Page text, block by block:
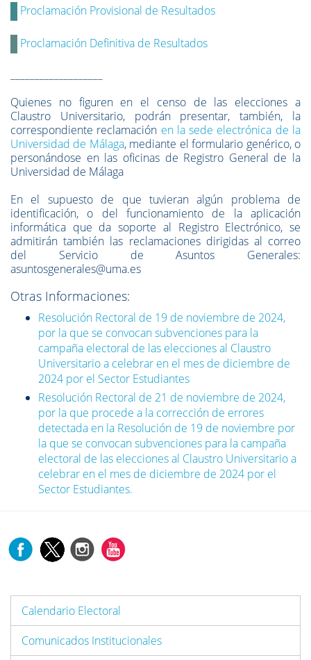
Proclamación Provisional de Resultados
Proclamación Definitiva de Resultados
Quienes no figuren en el censo de las elecciones a
Claustro Universitario, podrán presentar, también, la
correspondiente reclamación en la sede electrónica de la
Universidad de Málaga, mediante el formulario genérico, o
personándose en las oficinas de Registro General de la
Universidad de Málaga
En el supuesto de que tuvieran algún problema de
identificación, o del funcionamiento de la aplicación
informática que da soporte al Registro Electrónico, se
admitirán también las reclamaciones dirigidas al correo
del Servicio de Asuntos Generales:
asuntosgenerales@uma.es
Otras Informaciones:
Resolución Rectoral de 19 de noviembre de 2024,
por la que se convocan subvenciones para la
campaña electoral de las elecciones al Claustro
Universitario a celebrar en el mes de diciembre de
2024 por el Sector Estudiantes
Resolución Rectoral de 21 de noviembre de 2024,
por la que procede a la corrección de errores
detectada en la Resolución de 19 de noviembre por
la que se convocan subvenciones para la campaña
electoral de las elecciones al Claustro Universitario a
celebrar en el mes de diciembre de 2024 por el
Sector Estudiantes.
Calendario Electoral
Comunicados Institucionales